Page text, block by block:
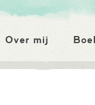
Over mij